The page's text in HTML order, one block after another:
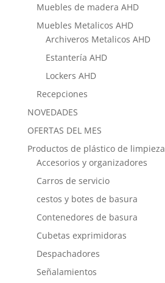
Muebles de madera AHD
Muebles Metalicos AHD
Archiveros Metalicos AHD
Estantería AHD
Lockers AHD
Recepciones
NOVEDADES
OFERTAS DEL MES
Productos de plástico de limpieza
Accesorios y organizadores
Carros de servicio
cestos y botes de basura
Contenedores de basura
Cubetas exprimidoras
Despachadores
Señalamientos